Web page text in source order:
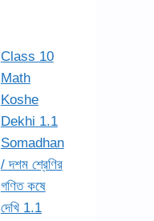
Class 10
Math
Koshe
Dekhi 1.1
Somadhan
/ দশম শ্রেণির
গণিত কষে
দেখি 1.1